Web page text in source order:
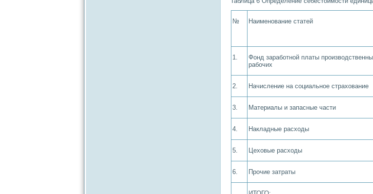
№ Наименование статей
1.
Фонд заработной платы
рабочих
2. Начисление на социальное страхование
3. Материалы и запасные части
4. Накладные расходы
5. Цеховые расходы
6. Прочие затраты